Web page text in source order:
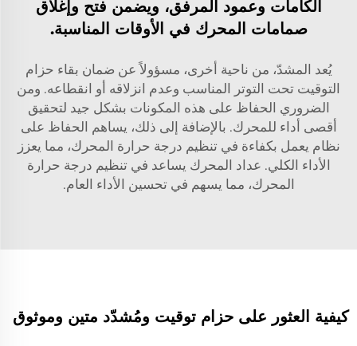
الكامات وعمود المرفق، ويضمن فتح وإغلاق
صمامات المحرك في الأوقات المناسبة.
يُعد المشدّ، من ناحية أخرى، مسؤولاً عن ضمان بقاء حزام
التوقيت تحت التوتر المناسب وعدم انزلاقه أو انقطاعه. ومن
الضروري الحفاظ على هذه المكونات بشكل جيد لتحقيق
أقصى أداء للمحرك. بالإضافة إلى ذلك، يساهم الحفاظ على
نظام يعمل بكفاءة في تنظيم درجة حرارة المحرك، مما يعزز
الأداء الكلي. عداد المحرك يساعد في تنظيم درجة حرارة
المحرك، مما يسهم في تحسين الأداء العام.
كيفية العثور على حزام توقيت ومُشدّد متين وموثوق